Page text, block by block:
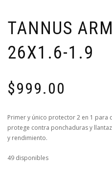
TANNUS
26X1.6-1.9
$999.00
Primer y único protector 2 en 1 para
protege contra ponchaduras y
y rendimiento.
49 disponibles